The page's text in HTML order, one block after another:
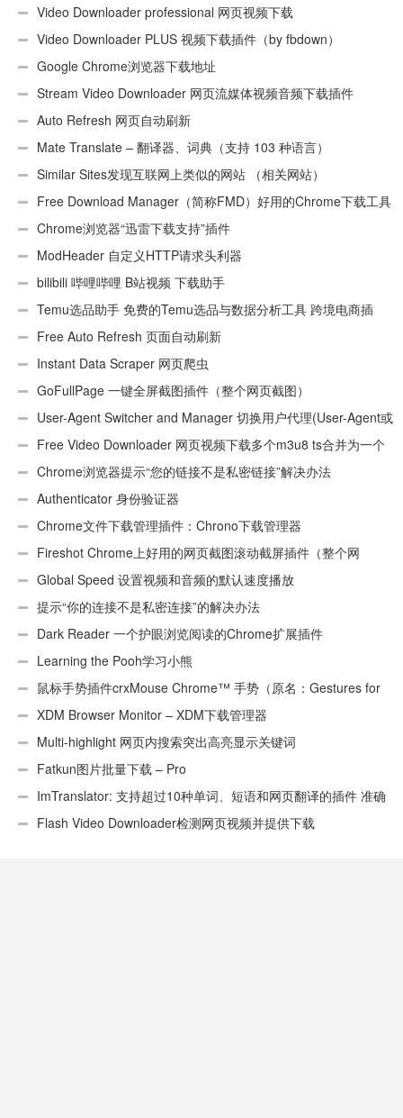
Video Downloader professional 网页视频下载
Video Downloader PLUS 视频下载插件（by fbdown）
Google Chrome浏览器下载地址
Stream Video Downloader 网页流媒体视频音频下载插件
Auto Refresh 网页自动刷新
Mate Translate – 翻译器、词典（支持 103 种语言）
Similar Sites发现互联网上类似的网站 （相关网站）
Free Download Manager（简称FMD）好用的Chrome下载工具
插件Chrome浏览器“迅雷下载支持”插件
ModHeader 自定义HTTP请求头利器
bilibili 哔哩哔哩 B站视频 下载助手
Temu选品助手 免费的Temu选品与数据分析工具 跨境电商插
件 Free Auto Refresh 页面自动刷新
Instant Data Scraper 网页爬虫
GoFullPage 一键全屏截图插件（整个网页截图）
User-Agent Switcher and Manager 切换用户代理(User-Agent或
UA)Free Video Downloader 网页视频下载多个m3u8 ts合并为一个
ts文件Chrome浏览器提示“您的链接不是私密链接”解决办法
Authenticator 身份验证器
Chrome文件下载管理插件：Chrono下载管理器
Fireshot Chrome上好用的网页截图滚动截屏插件（整个网
页）Global Speed 设置视频和音频的默认速度播放
提示“你的连接不是私密连接”的解决办法
Dark Reader 一个护眼浏览阅读的Chrome扩展插件
Learning the Pooh学习小熊
鼠标手势插件crxMouse Chrome™ 手势（原名：Gestures for
Chrome(TM)汉化版）
XDM Browser Monitor – XDM下载管理器
Multi-highlight 网页内搜索突出高亮显示关键词
Fatkun图片批量下载 – Pro
ImTranslator: 支持超过10种单词、短语和网页翻译的插件 准确
性不错Flash Video Downloader检测网页视频并提供下载